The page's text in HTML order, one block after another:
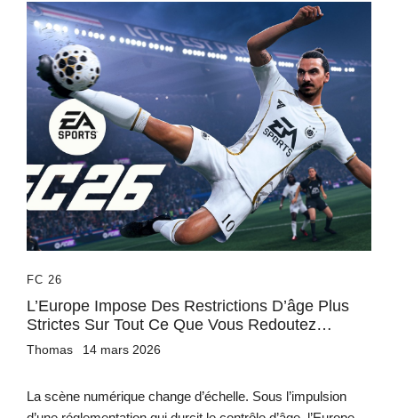
FC 26
L’Europe Impose Des Restrictions D’âge Plus
Strictes Sur Tout Ce Que Vous Redoutez…
Thomas 14 mars 2026
La scène numérique change d’échelle. Sous l’impulsion